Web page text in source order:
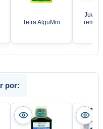
Tetra AlguMin
Juwel
por: